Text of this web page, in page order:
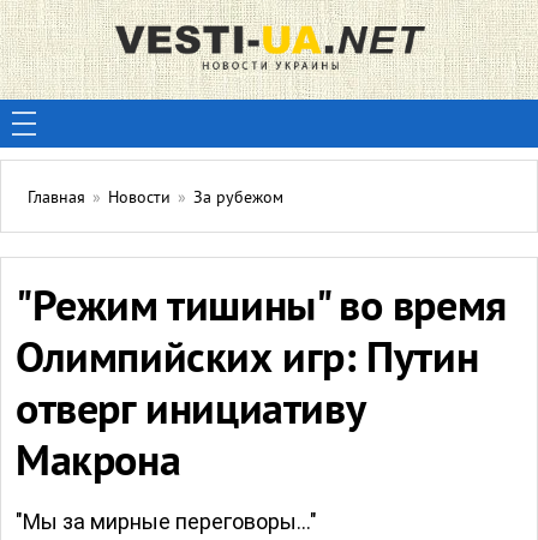
Главная » Новости » За рубежом
"Режим тишины" во время
Олимпийских игр: Путин
отверг инициативу
Макрона
"Мы за мирные переговоры..."